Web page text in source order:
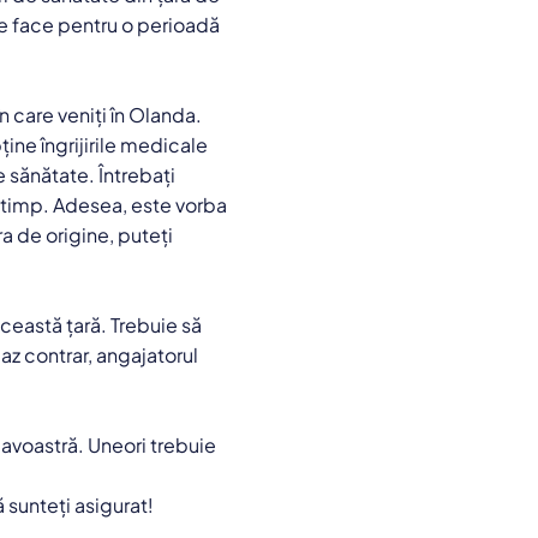
face pentru o perioadă
care veniți în Olanda.
îngrijirile medicale
sănătate. Întrebați
Adesea, este vorba
de origine, puteți
țară. Trebuie să
contrar, angajatorul
Uneori trebuie
sunteți asigurat!